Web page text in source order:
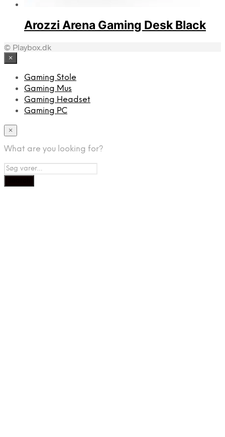
Arozzi Arena Gaming Desk Black
© Playbox.dk
×
Gaming Stole
Gaming Mus
Gaming Headset
Gaming PC
×
What are you looking for?